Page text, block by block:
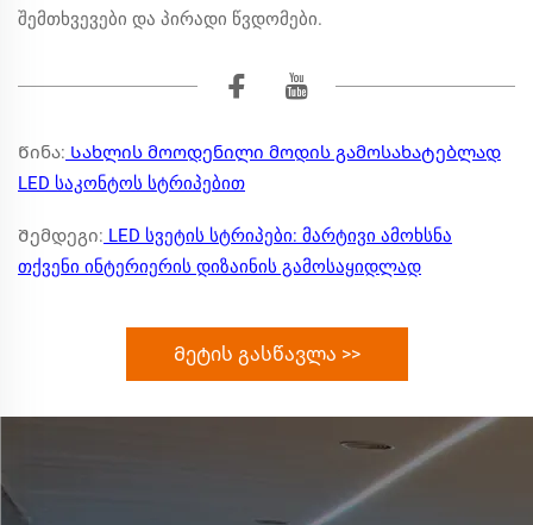
შემთხვევები და პირადი წვდომები.
Წინა: Სახლის მოოდენილი მოდის გამოსახატებლად
LED საკონტოს სტრიპებით
Შემდეგი: LED სვეტის სტრიპები: მარტივი ამოხსნა
თქვენი ინტერიერის დიზაინის გამოსაყიდლად
Მეტის გასწავლა >>